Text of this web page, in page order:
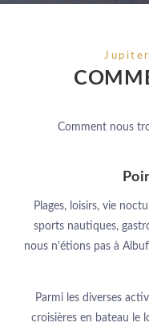
Comment nous
Plages, loisirs, vie
sports nautiques,
nous n'étions pas à
Parmi les diverses
croisières en bateau le